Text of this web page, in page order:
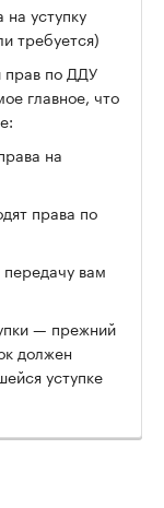
уступку
требуется)
прав по ДДУ
главное, что
на
права по
вам
— прежний
должен
уступке